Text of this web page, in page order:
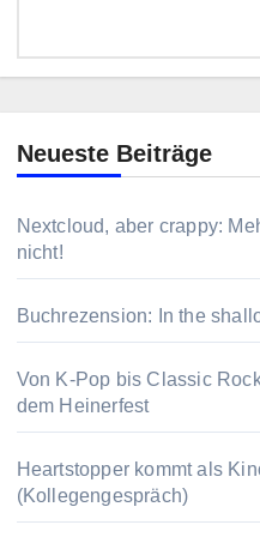
Neueste Beiträge
Nextcloud, aber crappy:
nicht!
Buchrezension: In the
Von K-Pop bis Classic
dem Heinerfest
Heartstopper kommt als
(Kollegengespräch)